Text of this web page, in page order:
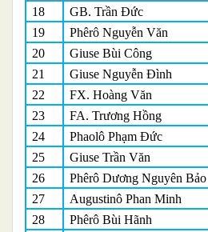
18
GB. Trần Đức
19
Phêrô Nguyễn Văn
20
Giuse Bùi Công
21
Giuse Nguyễn Đình
22
FX. Hoàng Văn
23
FA. Trương Hồng
24
Phaolô Phạm Đức
25
Giuse Trần Văn
26
Phêrô Dương Nguyên Bảo
27
Augustinô Phan Minh
28
Phêrô Bùi Hãnh